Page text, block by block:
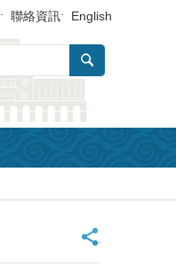
聯絡資訊 English
_